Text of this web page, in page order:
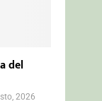
del
2026